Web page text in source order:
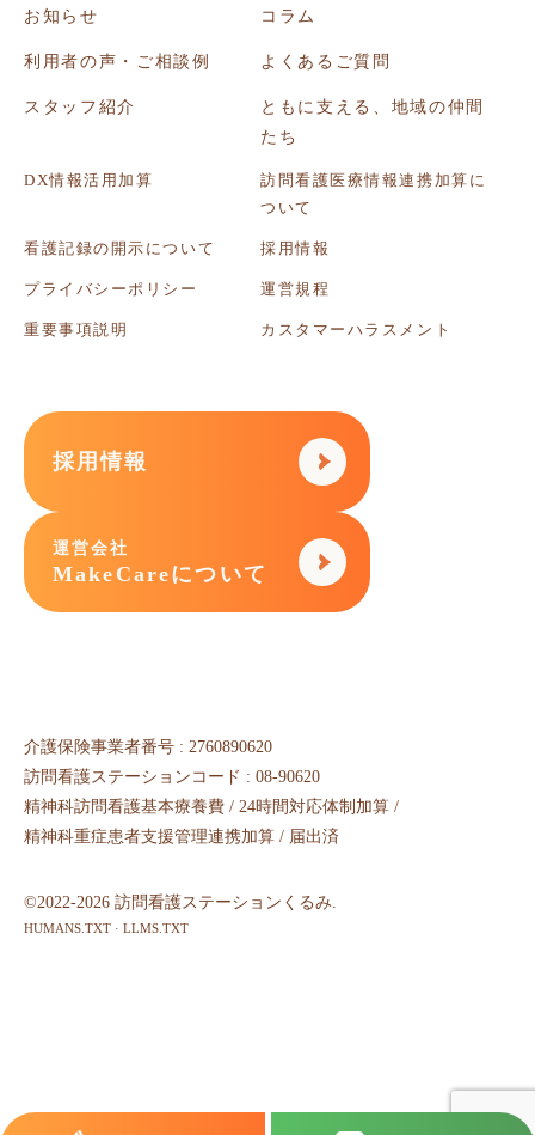
お知らせ コラム
利用者の声・ご相談例 よくあるご質問
スタッフ紹介
ともに支える、地域の仲間
たち
DX情報活用加算
訪問看護医療情報連携加算に
ついて
看護記録の開示について 採用情報
プライバシーポリシー 運営規程
重要事項説明 カスタマーハラスメント
採用情報
運営会社
MakeCareについて
介護保険事業者番号 : 2760890620
訪問看護ステーションコード : 08-90620
精神科訪問看護基本療養費 / 24時間対応体制加算 /
精神科重症患者支援管理連携加算 / 届出済
©2022-2026 訪問看護ステーションくるみ.
HUMANS.TXT · LLMS.TXT